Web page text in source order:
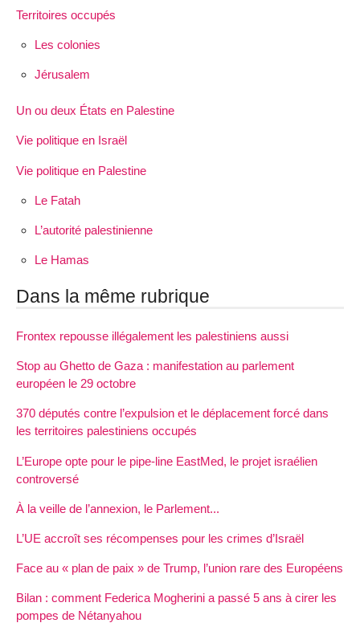
Territoires occupés
Les colonies
Jérusalem
Un ou deux États en Palestine
Vie politique en Israël
Vie politique en Palestine
Le Fatah
L’autorité palestinienne
Le Hamas
Dans la même rubrique
Frontex repousse illégalement les palestiniens aussi
Stop au Ghetto de Gaza : manifestation au parlement
européen le 29 octobre
370 députés contre l’expulsion et le déplacement forcé dans
les territoires palestiniens occupés
L’Europe opte pour le pipe-line EastMed, le projet israélien
controversé
À la veille de l’annexion, le Parlement...
L’UE accroît ses récompenses pour les crimes d’Israël
Face au « plan de paix » de Trump, l’union rare des Européens
Bilan : comment Federica Mogherini a passé 5 ans à cirer les
pompes de Nétanyahou